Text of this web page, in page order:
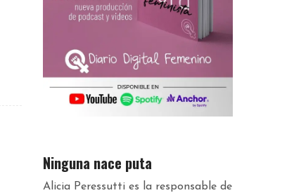
Ninguna nace puta
Alicia Peressutti es la responsable de